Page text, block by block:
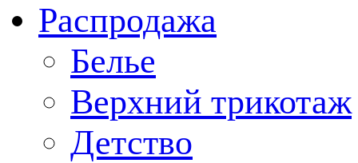
Распродажа
Белье
Верхний трикотаж
Детство